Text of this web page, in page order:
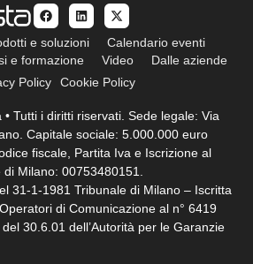
e soluzioni
Calendario eventi
e formazione Video
Dalle aziende
Policy
Cookie Policy
Tutti i diritti riservati. Sede legale: Via
Capitale sociale: 5.000.000 euro
fiscale, Partita Iva e Iscrizione al
Milano: 00753480151.
31-1-1981 Tribunale di Milano – Iscritta
di Comunicazione al n° 6419
30.6.01 dell’Autorità per le Garanzie